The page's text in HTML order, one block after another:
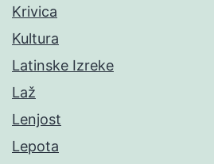
Krivica
Kultura
Latinske Izreke
Laž
Lenjost
Lepota